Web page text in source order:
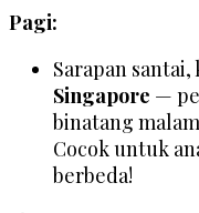
Pagi:
Sarapan
Singapore —
binatang
Cocok untuk
berbeda!